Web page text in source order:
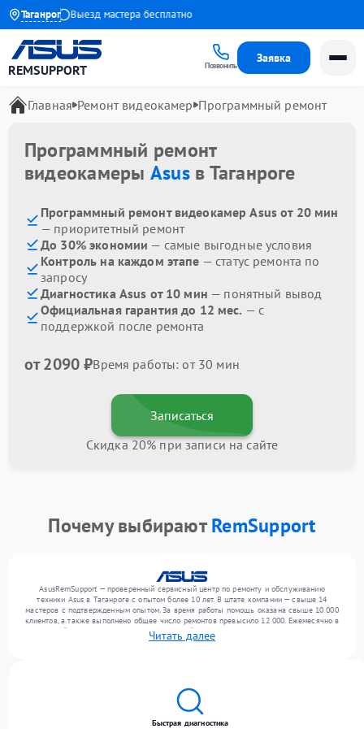
Таганрог
1 года Выезд мастера бесплатно
REMSUPPORT Позвонить
Заявка
Главная Ремонт видеокамер Программный ремонт
Программный ремонт
видеокамеры Asusв Таганроге
Программный ремонт видеокамер Asus от 20 мин
— приоритетный ремонт
До 30% экономии — самые выгодные условия
Контроль на каждом этапе — статус ремонта по
запросу
Диагностика Asus от 10 мин — понятный вывод
Официальная гарантия до 12 мес. — с
поддержкой после ремонта
от 2090 ₽Время работы: от 30 мин
Записаться
Скидка 20% при записи на сайте
Почему выбираютRemSupport
AsusRemSupport — проверенный сервисный центр по ремонту и обслуживанию
техники Asus в Таганроге с опытом более 10 лет. В штате компании — свыше 14
мастеров с подтвержденным опытом. За время работы помощь оказана свыше 10 000
клиентов, а также выполнено общее число ремонтов превысило 12 000. Ежемесячно в
сервисный центр поступает более 300 устройств, включая , , . Мы беремся за задачи
любой сложности и поддерживаем высокий стандарт качества благодаря
Читать далее
Быстрая диагностика